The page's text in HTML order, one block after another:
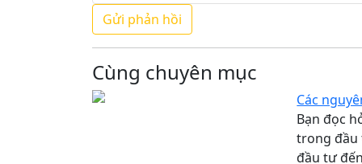
Cùng chuyên mục
Các
Bạn đọc
trong đầu
đầu tư